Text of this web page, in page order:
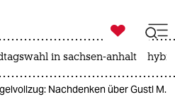
ich
ich

taz zahl ich
in sachsen-anhalt
Nachdenken über Gustl M.